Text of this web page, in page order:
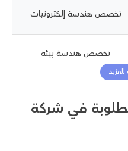
تخصص هندسة إلكترونيات
تخصص هندسة بيئة
في شركة